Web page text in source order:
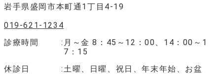
岩手県盛岡市本町通1丁目4-19
019-621-1234
診療時間
月～金 8：45～12：00、14：00～1
7：15
休診日
土曜、日曜、祝日、年末年始、お盆